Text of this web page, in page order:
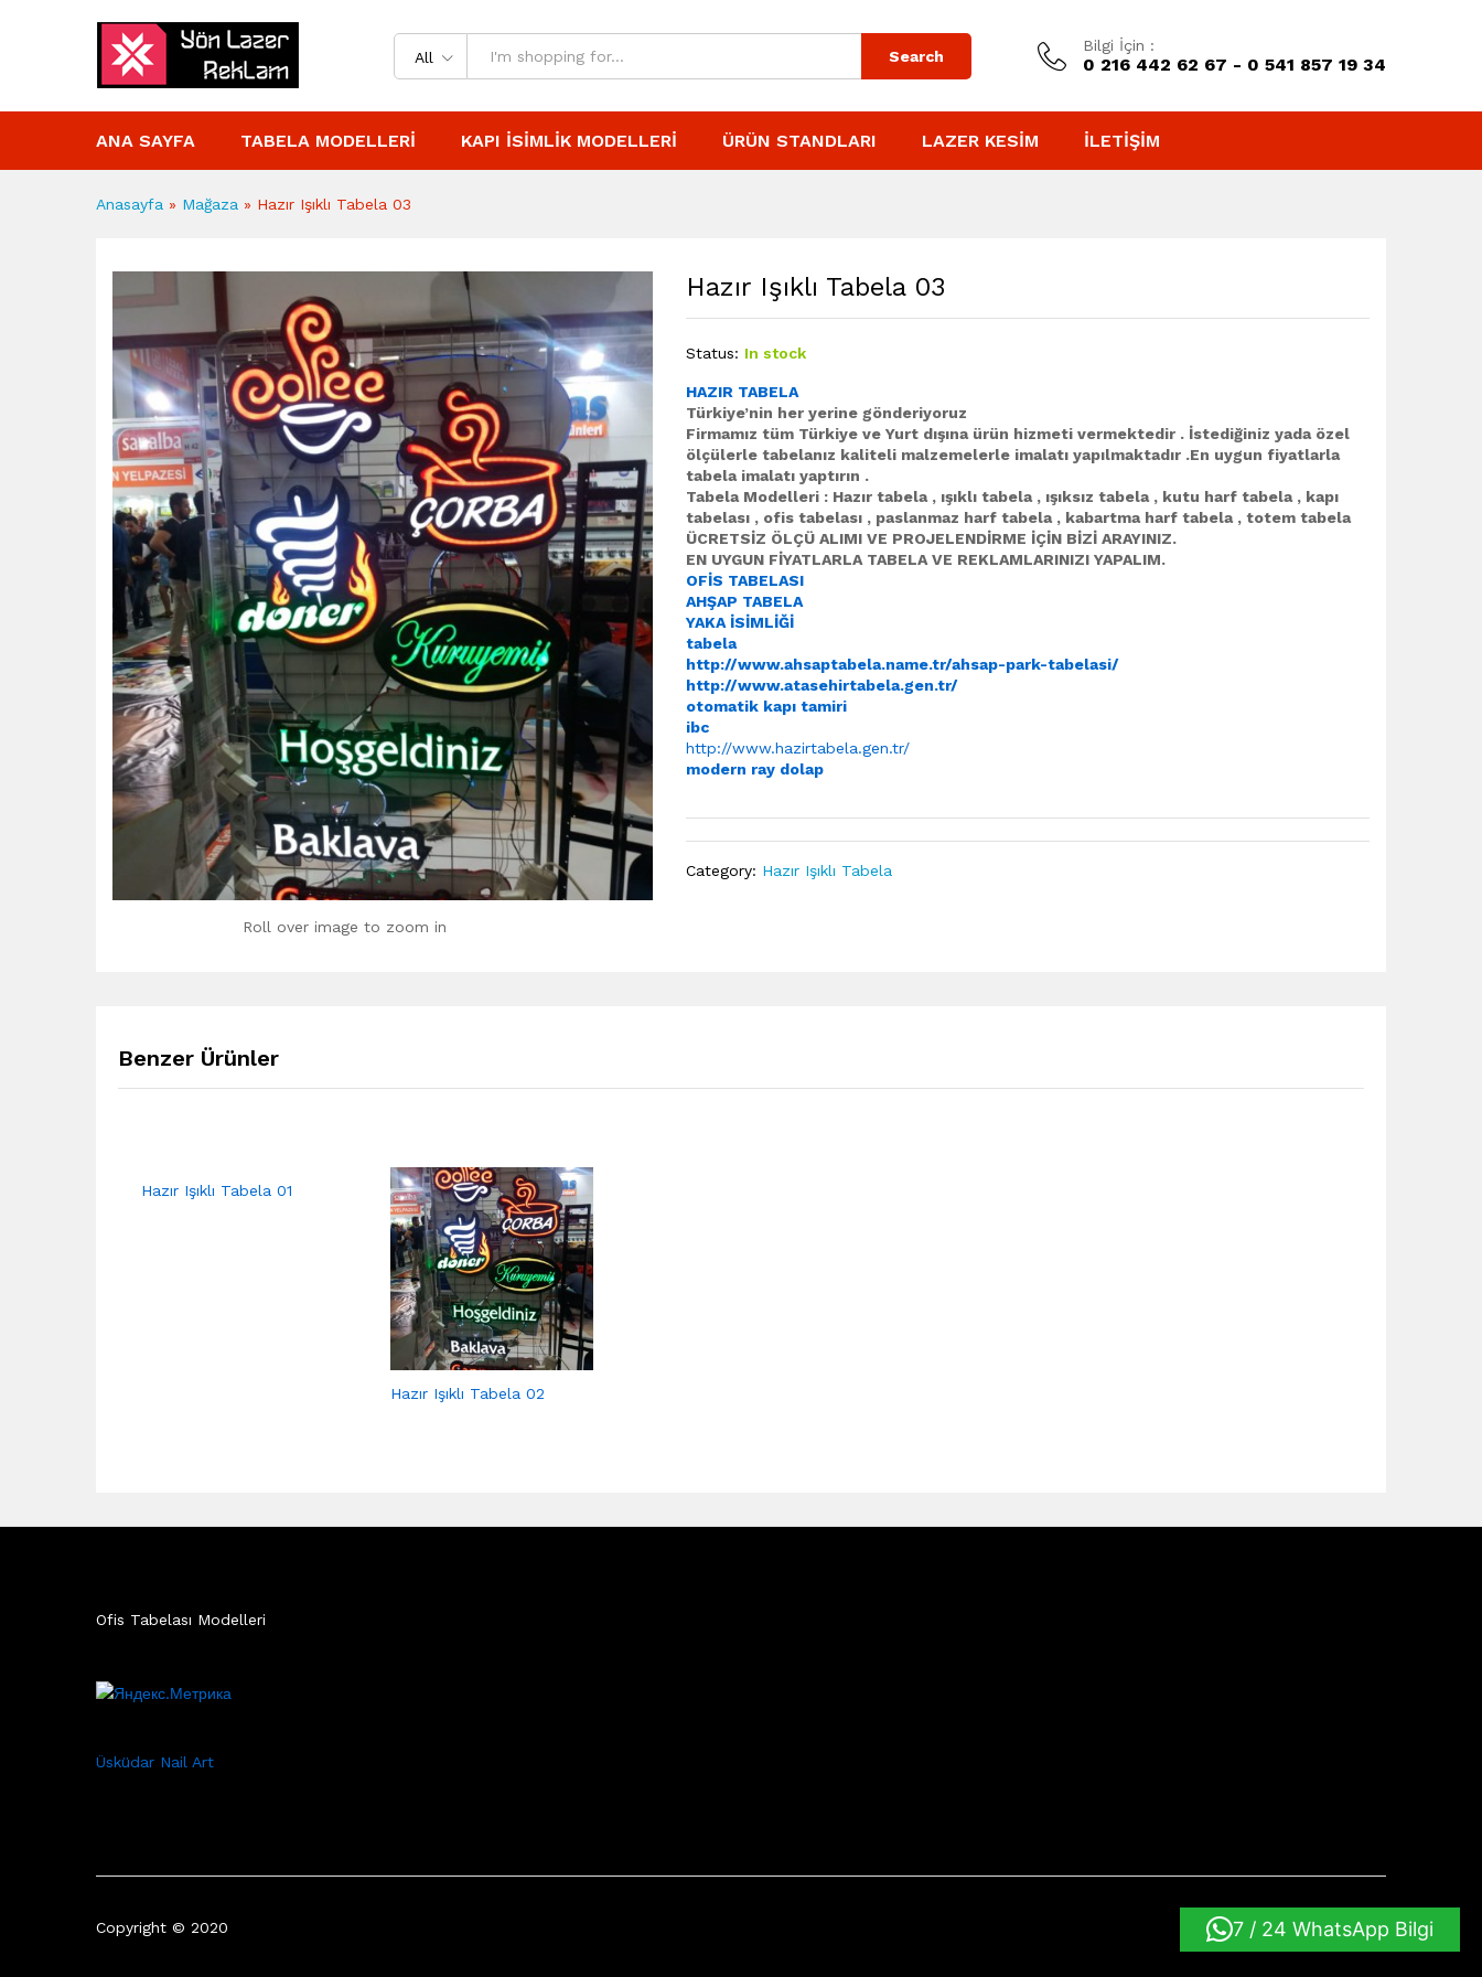
All Search
Bilgi İçin :
0 216 442 62 67 - 0 541 857 19 34
ANA SAYFA TABELA MODELLERI KAPI İSIMLIK MODELLERI ÜRÜN STANDLARI LAZER KESIM İLETIŞIM
Anasayfa » Mağaza » Hazır Işıklı Tabela 03
Roll over image to zoom in
Hazır Işıklı Tabela 03
Status: In stock
HAZIR TABELA
Türkiye’nin her yerine gönderiyoruz
Firmamız tüm Türkiye ve Yurt dışına ürün hizmeti vermektedir . İstediğiniz yada özel
ölçülerle tabelanız kaliteli malzemelerle imalatı yapılmaktadır .En uygun fiyatlarla
tabela imalatı yaptırın .
Tabela Modelleri : Hazır tabela , ışıklı tabela , ışıksız tabela , kutu harf tabela , kapı
tabelası , ofis tabelası , paslanmaz harf tabela , kabartma harf tabela , totem tabela
ÜCRETSİZ ÖLÇÜ ALIMI VE PROJELENDİRME İÇİN BİZİ ARAYINIZ.
EN UYGUN FİYATLARLA TABELA VE REKLAMLARINIZI YAPALIM.
OFİS TABELASI
AHŞAP TABELA
YAKA İSİMLİĞİ
tabela
http://www.ahsaptabela.name.tr/ahsap-park-tabelasi/
http://www.atasehirtabela.gen.tr/
otomatik kapı tamiri
ibc
http://www.hazirtabela.gen.tr/
modern ray dolap
Category: Hazır Işıklı Tabela
Benzer Ürünler
Hazır Işıklı Tabela 01
Hazır Işıklı Tabela 02
Ofis Tabelası Modelleri
Üsküdar Nail Art
Copyright © 2020 7 / 24 WhatsApp Bilgi